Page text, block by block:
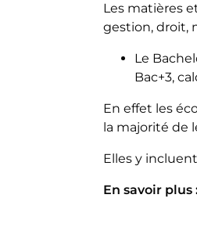
Les matières
gestion, droit,
Le
Bac+3,
En effet les
la majorité de
Elles y
En savoir plus